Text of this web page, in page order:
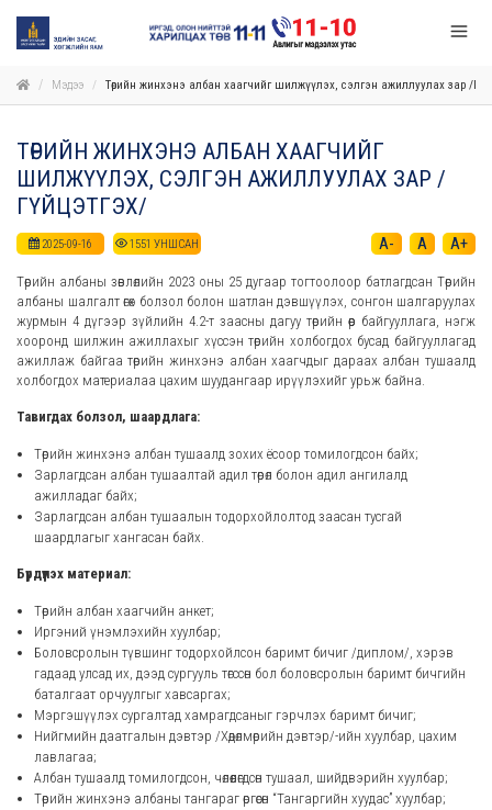
Мэдээ Төрийн жинхэнэ албан хаагчийг шилжүүлэх, сэлгэн ажиллуулах зар /
ТӨРИЙН ЖИНХЭНЭ АЛБАН ХААГЧИЙГ
ШИЛЖҮҮЛЭХ, СЭЛГЭН АЖИЛЛУУЛАХ ЗАР /
ГҮЙЦЭТГЭХ/
2025-09-16 1551 УНШСАН A- A A+
Төрийн албаны зөвлөлийн 2023 оны 25 дугаар тогтоолоор батлагдсан Төрийн
албаны шалгалт өгөх болзол болон шатлан дэвшүүлэх, сонгон шалгаруулах
журмын 4 дүгээр зүйлийн 4.2-т заасны дагуу төрийн өөр байгууллага, нэгж
хооронд шилжин ажиллахыг хүссэн төрийн холбогдох бусад байгууллагад
ажиллаж байгаа төрийн жинхэнэ албан хаагчдыг дараах албан тушаалд
холбогдох материалаа цахим шуудангаар ирүүлэхийг урьж байна.
Тавигдах болзол, шаардлага:
Төрийн жинхэнэ албан тушаалд зохих ёсоор томилогдсон байх;
Зарлагдсан албан тушаалтай адил төрөл болон адил ангилалд
ажилладаг байх;
Зарлагдсан албан тушаалын тодорхойлолтод заасан тусгай
шаардлагыг хангасан байх.
Бүрдүүлэх материал:
Төрийн албан хаагчийн анкет;
Иргэний үнэмлэхийн хуулбар;
Боловсролын түвшинг тодорхойлсон баримт бичиг /диплом/, хэрэв
гадаад улсад их, дээд сургууль төгссөн бол боловсролын баримт бичгийн
баталгаат орчуулгыг хавсаргах;
Мэргэшүүлэх сургалтад хамрагдсаныг гэрчлэх баримт бичиг;
Нийгмийн даатгалын дэвтэр /Хөдөлмөрийн дэвтэр/-ийн хуулбар, цахим
лавлагаа;
Албан тушаалд томилогдсон, чөлөөлөгдсөн тушаал, шийдвэрийн хуулбар;
Төрийн жинхэнэ албаны тангараг өргөсөн “Тангаргийн хуудас” хуулбар;